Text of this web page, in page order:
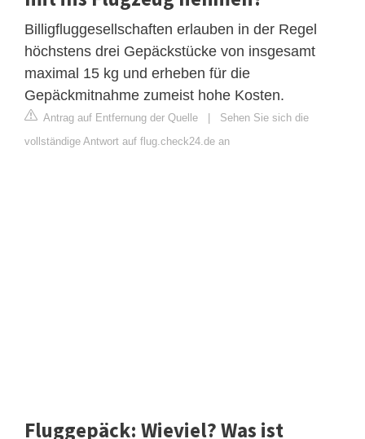
Billigfluggesellschaften erlauben in der Regel
höchstens drei Gepäckstücke von insgesamt
maximal 15 kg und erheben für die
Gepäckmitnahme zumeist hohe Kosten.
Antrag auf Entfernung der Quelle
Sehen Sie sich die
vollständige Antwort auf flug.check24.de an
Fluggepäck: Wieviel? Was ist